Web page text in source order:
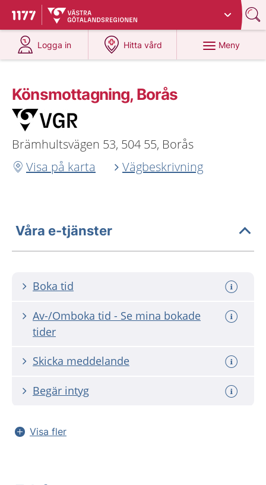
Till startsidan för 1177
Du har valt region
Logga in
på 1177.se
Hitta vård
på 1177.se
Meny
Könsmottagning, Borås
Brämhultsvägen 53, 504 55, Borås
Visa på karta
Vägbeskrivning
Våra e-tjänster
Boka tid
Av-/Omboka tid - Se mina bokade
tider
Skicka meddelande
Begär intyg
Visa fler